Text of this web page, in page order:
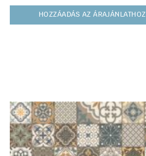
HOZZÁADÁS AZ ÁRAJÁNLATHOZ